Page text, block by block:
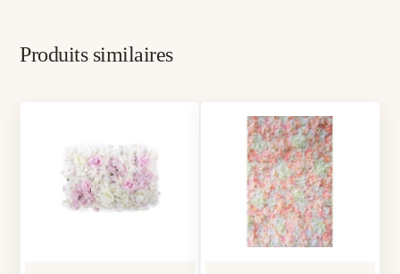
Produits similaires